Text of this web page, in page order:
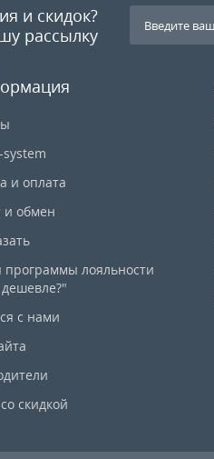
и скидок?
рассылку
system
и оплата
и обмен
программы лояльности
с нами
скидкой